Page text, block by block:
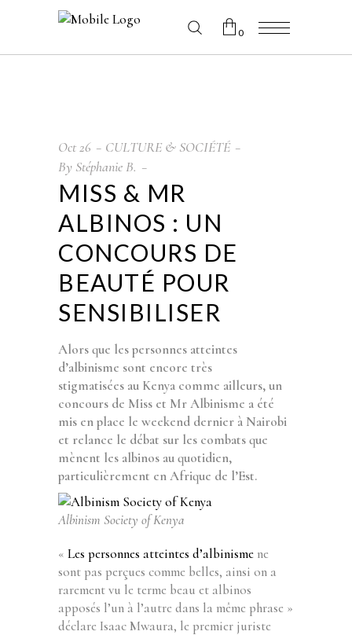
0
Oct26
CULTURE & SOCIÉTÉ
By Stéphanie B.
MISS & MR
ALBINOS : UN
CONCOURS DE
BEAUTÉ POUR
SENSIBILISER
Alors que les personnes atteintes
d’albinisme sont encore très
stigmatisées au Kenya comme ailleurs, un
concours de Miss et Mr Albinisme a été
mis en place le weekend dernier à Nairobi
et relance le débat sur les combats que
mènent les albinos au quotidien,
particulièrement en Afrique de l’Est.
Albinism Society of Kenya
« Les personnes atteintes d’albinisme ne
sont pas perçues comme belles, ainsi on a
rarement vu le terme beau et albinos
apposés l’un à l’autre dans la même phrase »
déclare Isaac Mwaura, le premier juriste